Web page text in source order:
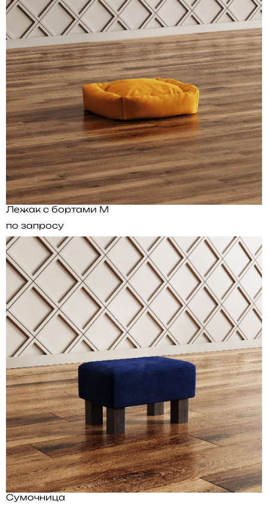
Лежак с бортами M
по запросу
Сумочница